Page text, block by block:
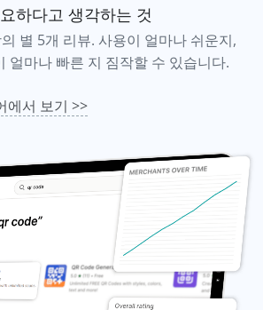
하다고 생각하는 것
별 5개 리뷰. 사용이 얼마나 쉬운지,
얼마나 빠른 지 짐작할 수 있습니다.
에서 보기 >>